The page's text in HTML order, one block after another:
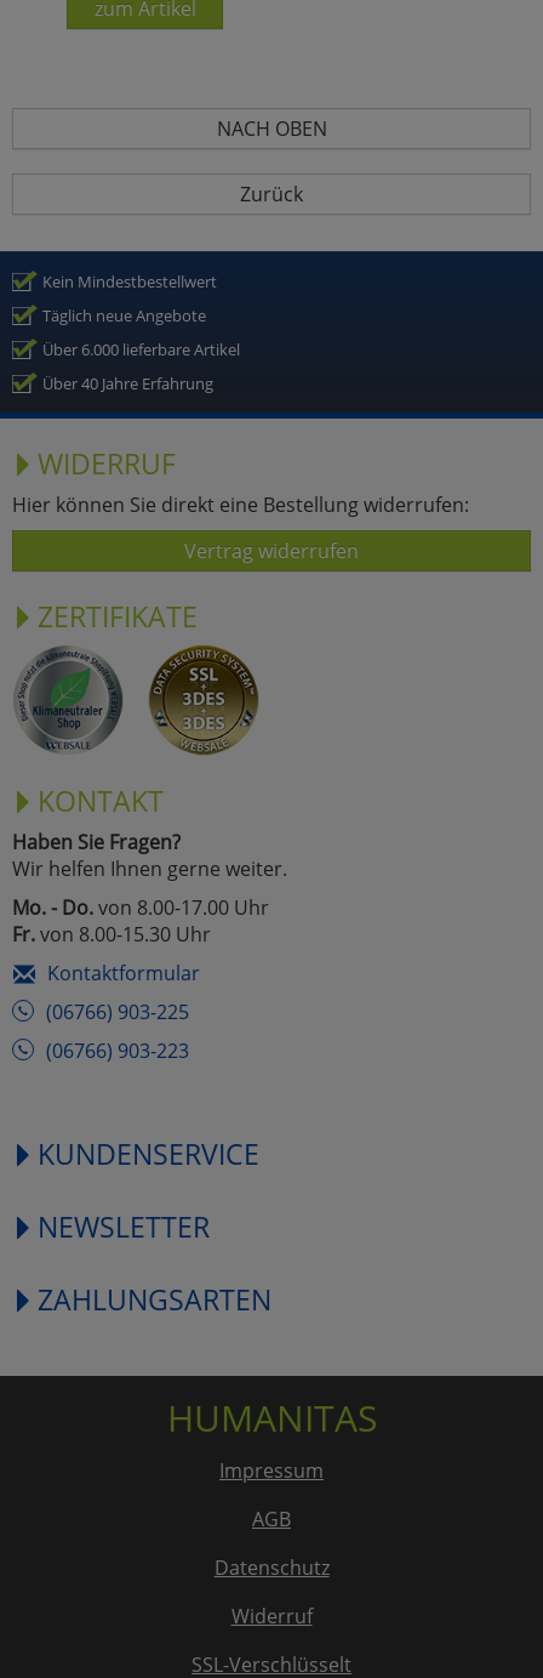
zum Artikel
NACH OBEN
Zurück
Kein Mindestbestellwert
Täglich neue Angebote
Über 6.000 lieferbare Artikel
Über 40 Jahre Erfahrung
WIDERRUF
Hier können Sie direkt eine Bestellung widerrufen:
Vertrag widerrufen
ZERTIFIKATE
KONTAKT
Haben Sie Fragen?
Wir helfen Ihnen gerne weiter.
Mo. - Do.von 8.00-17.00 Uhr
Fr.von 8.00-15.30 Uhr
Kontaktformular
(06766) 903-225
(06766) 903-223
KUNDENSERVICE
NEWSLETTER
ZAHLUNGSARTEN
HUMANITAS
Impressum
AGB
Datenschutz
Widerruf
SSL-Verschlüsselt